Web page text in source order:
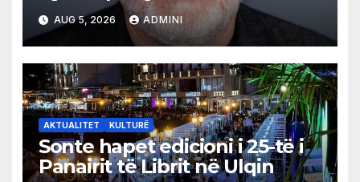
AUG 5, 2026 ADMINI
AKTUALITET KULTURË
Sonte hapet edicioni i 25-të i
Panairit të Librit në Ulqin